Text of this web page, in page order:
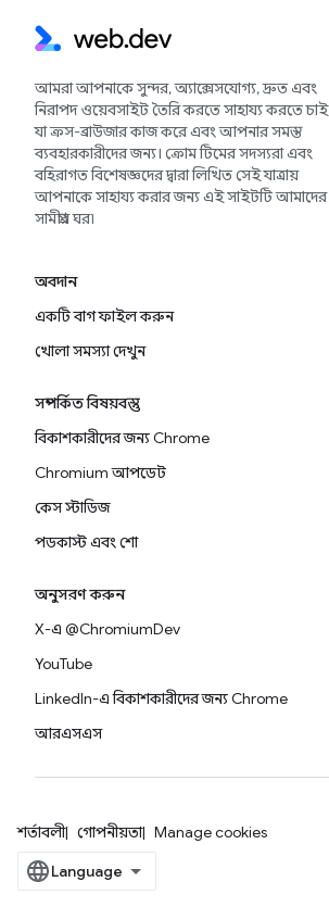
আমরা আপনাকে সুন্দর, অ্যাক্সেসযোগ্য, দ্রুত এবং
নিরাপদ ওয়েবসাইট তৈরি করতে সাহায্য করতে চাই
যা ক্রস-ব্রাউজার কাজ করে এবং আপনার সমস্ত
ব্যবহারকারীদের জন্য। ক্রোম টিমের সদস্যরা এবং
বহিরাগত বিশেষজ্ঞদের দ্বারা লিখিত সেই যাত্রায়
আপনাকে সাহায্য করার জন্য এই সাইটটি আমাদের
সামগ্রীর ঘর৷
অবদান
একটি বাগ ফাইল করুন
খোলা সমস্যা দেখুন
সম্পর্কিত বিষয়বস্তু
বিকাশকারীদের জন্য Chrome
Chromium আপডেট
কেস স্টাডিজ
পডকাস্ট এবং শো
অনুসরণ করুন
X-এ @ChromiumDev
YouTube
LinkedIn-এ বিকাশকারীদের জন্য Chrome
আরএসএস
শর্তাবলী গোপনীয়তা Manage cookies